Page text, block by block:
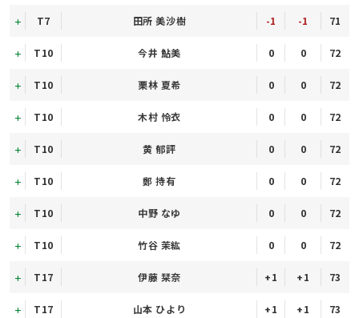
T7 田所 美沙樹 -1 -1 71
T10 今井 鮎美 0 0 72
T10 栗林 夏希 0 0 72
T10 木村 怜衣 0 0 72
T10 黄 郁評 0 0 72
T10 鄭 持有 0 0 72
T10 中野 なゆ 0 0 72
T10 竹谷 茉紘 0 0 72
T17 伊藤 栞奈 +1 +1 73
T17 山本 ひより +1 +1 73